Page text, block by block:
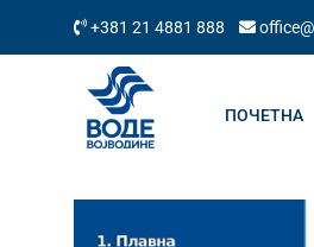
+381 21 4881 888
ПОЧЕТНА